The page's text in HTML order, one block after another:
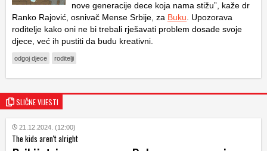
nove generacije dece koja nama stižu”, kaže dr
Ranko Rajović, osnivač Mense Srbije, za Buku . Upozorava
roditelje kako oni ne bi trebali rješavati problem dosade svoje
djece, već ih pustiti da budu kreativni.
odgoj djece roditelji
SLIČNE VIJESTI
21.12.2024. (12:00)
The kids aren't alright